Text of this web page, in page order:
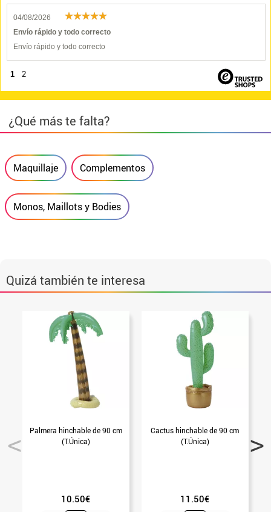
04/08/2026
Envío rápido y todo correcto
Envío rápido y todo correcto
1 2
¿Qué más te falta?
Maquillaje Complementos
Monos, Maillots y Bodies
Quizá también te interesa
Palmera hinchable de 90 cm
(T.Única)
10.50€
Cactus hinchable de 90 cm
(T.Única)
11.50€